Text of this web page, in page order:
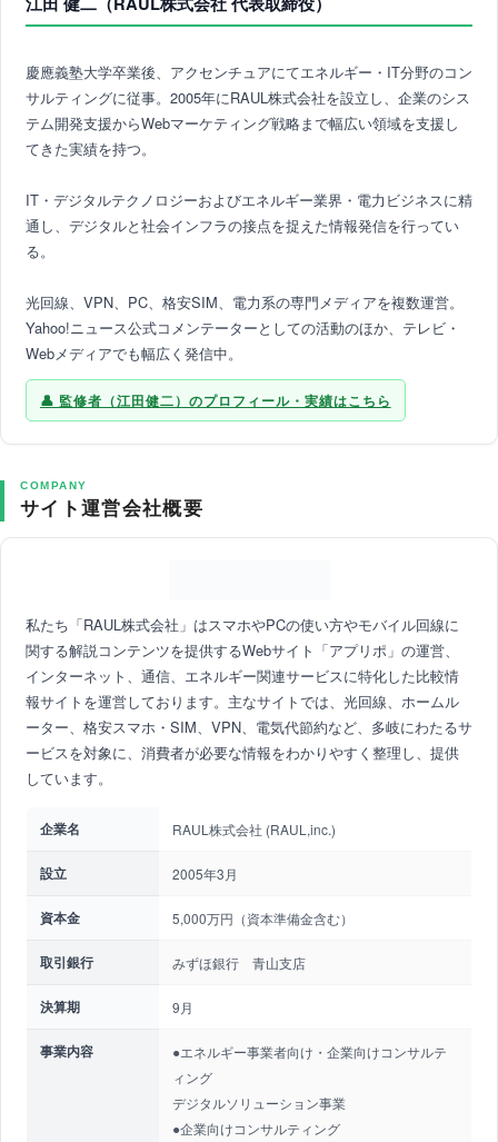
慶應義塾大学卒業後、アクセンチュアにてエネルギー・IT分野のコン
サルティングに従事。2005年にRAUL株式会社を設立し、企業のシス
テム開発支援からWebマーケティング戦略まで幅広い領域を支援し
てきた実績を持つ。
IT・デジタルテクノロジーおよびエネルギー業界・電力ビジネスに精
通し、デジタルと社会インフラの接点を捉えた情報発信を行ってい
る。
光回線、VPN、PC、格安SIM、電力系の専門メディアを複数運営。
Yahoo!ニュース公式コメンテーターとしての活動のほか、テレビ・
Webメディアでも幅広く発信中。
監修者（江田健二）のプロフィール・実績はこちら
COMPANY
サイト運営会社概要
私たち「RAUL株式会社」はスマホやPCの使い方やモバイル回線に
関する解説コンテンツを提供するWebサイト「アプリポ」の運営、
インターネット、通信、エネルギー関連サービスに特化した比較情
報サイトを運営しております。主なサイトでは、光回線、ホームル
ーター、格安スマホ・SIM、VPN、電気代節約など、多岐にわたるサ
ービスを対象に、消費者が必要な情報をわかりやすく整理し、提供
しています。
企業名 RAUL株式会社 (RAUL,inc.)
設立 2005年3月
資本金 5,000万円（資本準備金含む）
取引銀行 みずほ銀行 青山支店
決算期 9月
事業内容
●エネルギー事業者向け・企業向けコンサルテ
ィング
デジタルソリューション事業
●企業向けコンサルティング